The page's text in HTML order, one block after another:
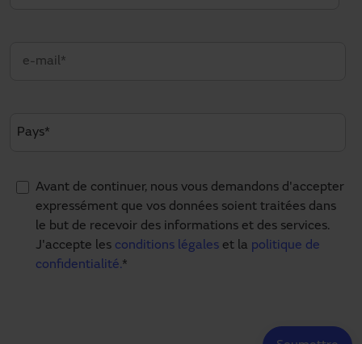
Avant de continuer, nous vous demandons d'accepter
expressément que vos données soient traitées dans
le but de recevoir des informations et des services.
J'accepte les conditions légales et la politique de
confidentialité.*